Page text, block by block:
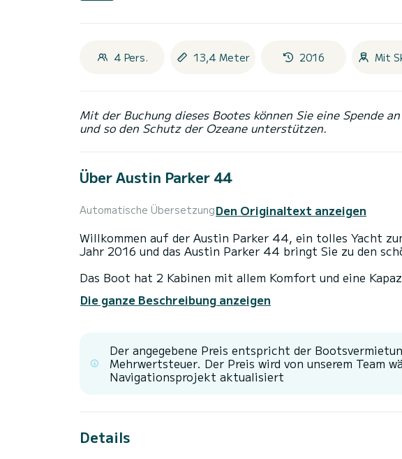
4 Pers. 13,4 Meter 2016 Mit
Mit der Buchung dieses Bootes können Sie eine Spende
und so den Schutz der Ozeane unterstützen.
Über Austin Parker 44
Automatische ÜbersetzungDen Originaltext anzeigen
Willkommen auf der Austin Parker 44, ein tolles Yacht
Jahr 2016 und das Austin Parker 44 bringt Sie zu den
Das Boot hat 2 Kabinen mit allem Komfort und eine
Urlaub auf dem Wasser in der Umgebung von zu verbringen.
Es ist unter anderem mit folgender Ausrüstung
und Internet, Deckdusche, Entsalzungsanlage, Grill,
Die ganze Beschreibung anzeigen
Der angegebene Preis entspricht der
Mehrwertsteuer. Der Preis wird von unserem Team
Navigationsprojekt aktualisiert
Details